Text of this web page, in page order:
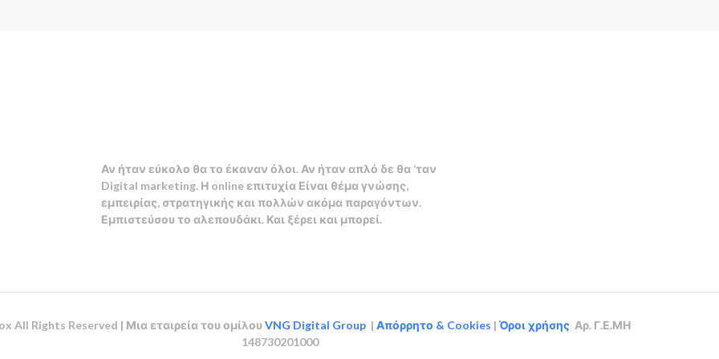
Αν ήταν εύκολο θα το έκαναν όλοι. Αν ήταν απλό δε θα ‘ταν
Digital marketing. Η onlineεπιτυχία Είναι θέμα γνώσης,
εμπειρίας, στρατηγικής και πολλών ακόμα παραγόντων.
Εμπιστεύσου το αλεπουδάκι. Και ξέρει και μπορεί.
All Rights Reserved | Μια εταιρεία του ομίλουVNG Digital Group| Απόρρητο & Cookies | Όροι χρήσης Αρ. Γ.Ε.ΜΗ
148730201000